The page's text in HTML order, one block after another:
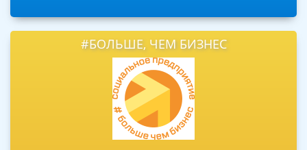
#БОЛЬШЕ, ЧЕМ БИЗНЕС